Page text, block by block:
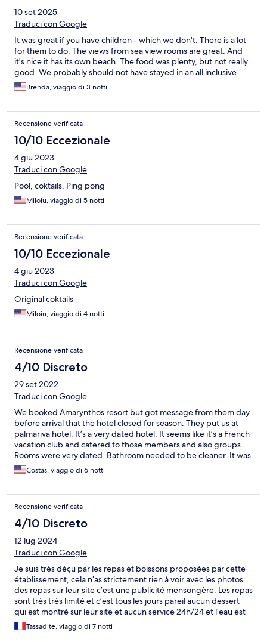
10 set 2025
Traduci con Google
It was great if you have children - which we don't. There is a lot
for them to do. The views from sea view rooms are great. And
it's nice it has its own beach. The food was plenty, but not really
good. We probably should not have stayed in an all inclusive.
Brenda, viaggio di 3 notti
Recensione verificata
10/10 Eccezionale
4 giu 2023
Traduci con Google
Pool, coktails, Ping pong
Miloiu, viaggio di 5 notti
Recensione verificata
10/10 Eccezionale
4 giu 2023
Traduci con Google
Original coktails
Miloiu, viaggio di 4 notti
Recensione verificata
4/10 Discreto
29 set 2022
Traduci con Google
We booked Amarynthos resort but got message from them day
before arrival that the hotel closed for season. They put us at
palmariva hotel. It’s a very dated hotel. It seems like it’s a French
vacation club and catered to those members and also groups.
Rooms were very dated. Bathroom needed to be cleaner. It was
all inclusive - we only ate breakfast there. Our first night we ate
dinner there and it was awful. Thank goodness we had a car to
from hotel - shops restaurants, etc. we made it work because it
was paid for, but would not recommend.
Costas, viaggio di 6 notti
Recensione verificata
4/10 Discreto
12 lug 2024
Traduci con Google
Je suis très déçu par les repas et boissons proposées par cette
établissement, cela n’as strictement rien à voir avec les photos
des repas sur leur site c’est une publicité mensongère. Les repas
sont très très limité et c’est tous les jours pareil aucun dessert
qui est montré sur leur site et aucun service 24h/24 et l’eau est
payante 😡😡, leur boîsson à volonté pour ceux qui ne boivent
pas d’alcool est de l’eau de la poudre d’arôme et du sucre
Tassadite, viaggio di 7 notti